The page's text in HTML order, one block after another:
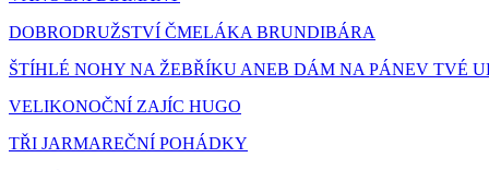
DOBRODRUŽSTVÍ ČMELÁKA BRUNDIBÁRA
ŠTÍHLÉ NOHY NA ŽEBŘÍKU ANEB DÁM NA PÁNEV TVÉ
VELIKONOČNÍ ZAJÍC HUGO
TŘI JARMAREČNÍ POHÁDKY